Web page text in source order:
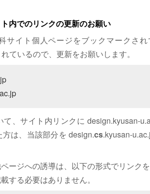
内でのリンクの更新のお願い
サイト個人ページをブックマークされ
ているので、更新をお願いします。
、サイト内リンクに design.kyusan-
は、当該部分を design.cs.kyusan-
ージへの誘導は、以下の形式でリンク
する必要はありません。